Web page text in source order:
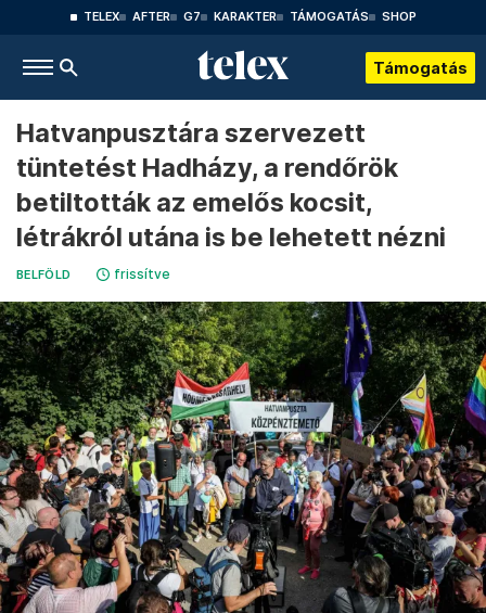
TELEX AFTER G7 KARAKTER TÁMOGATÁS SHOP
Támogatás
Hatvanpusztára szervezett
tüntetést Hadházy, a rendőrök
betiltották az emelős kocsit,
létrákról utána is be lehetett nézni
BELFÖLD frissítve